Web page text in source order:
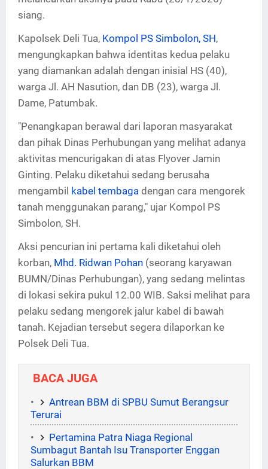
siang.
Kapolsek Deli Tua, Kompol PS Simbolon, SH,
mengungkapkan bahwa identitas kedua pelaku
yang diamankan adalah dengan inisial HS (40),
warga Jl. AH Nasution, dan DB (23), warga Jl.
Dame, Patumbak.
"Penangkapan berawal dari laporan masyarakat
dan pihak Dinas Perhubungan yang melihat adanya
aktivitas mencurigakan di atas Flyover Jamin
Ginting. Pelaku diketahui sedang berusaha
mengambil kabel tembaga dengan cara mengorek
tanah menggunakan parang," ujar Kompol PS
Simbolon, SH.
Aksi pencurian ini pertama kali diketahui oleh
korban, Mhd. Ridwan Pohan (seorang karyawan
BUMN/Dinas Perhubungan), yang sedang melintas
di lokasi sekira pukul 12.00 WIB. Saksi melihat para
pelaku sedang mengorek jalur kabel di bawah
tanah. Kejadian tersebut segera dilaporkan ke
Polsek Deli Tua.
BACA JUGA
Antrean BBM di SPBU Sumut Berangsur
Terurai
Pertamina Patra Niaga Regional
Sumbagut Bantah Isu Transporter Enggan
Salurkan BBM